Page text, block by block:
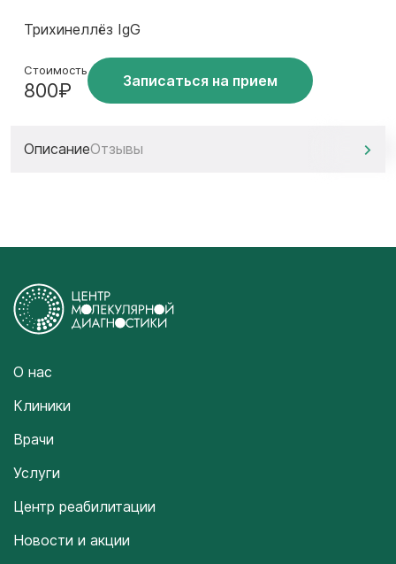
Трихинеллёз IgG
Стоимость
800₽ Записаться на прием
ОписаниеОтзывы
О нас
Клиники
Врачи
Услуги
Центр реабилитации
Новости и акции